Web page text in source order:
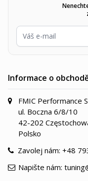
Informace o
FMIC Performance
ul. Boczna 6/8/10
42-202
Polsko
Zavolej nám: +48
Napište nám: